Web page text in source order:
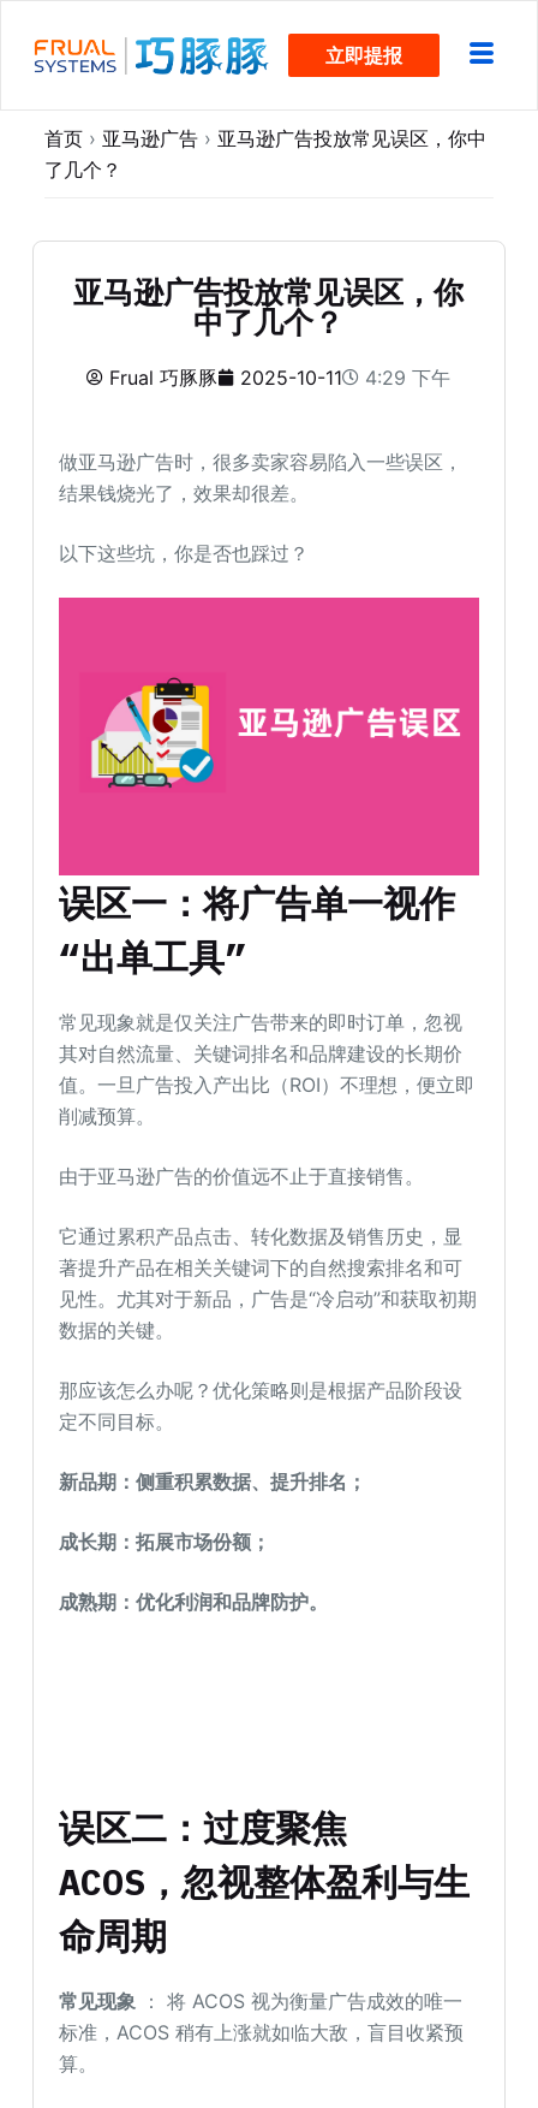
过
立即提报
首页 › 亚马逊广告 › 亚马逊广告投放常见误区，你中
了几个？
亚马逊广告投放常见误区，你
中了几个？
Frual 巧豚豚 2025-10-11 4:29 下午
做亚马逊广告时，很多卖家容易陷入一些误区，
结果钱烧光了，效果却很差。
以下这些坑，你是否也踩过？
误区一：将广告单一视作
“出单工具”
常见现象就是仅关注广告带来的即时订单，忽视
其对自然流量、关键词排名和品牌建设的长期价
值。一旦广告投入产出比（ROI）不理想，便立即
削减预算。
由于亚马逊广告的价值远不止于直接销售。
它通过累积产品点击、转化数据及销售历史，显
著提升产品在相关关键词下的自然搜索排名和可
见性。尤其对于新品，广告是“冷启动”和获取初期
数据的关键。
那应该怎么办呢？优化策略则是根据产品阶段设
定不同目标。
新品期：侧重积累数据、提升排名；
成长期：拓展市场份额；
成熟期：优化利润和品牌防护。
误区二：过度聚焦
ACOS，忽视整体盈利与生
命周期
常见现象 ： 将 ACOS 视为衡量广告成效的唯一
标准，ACOS 稍有上涨就如临大敌，盲目收紧预
算。